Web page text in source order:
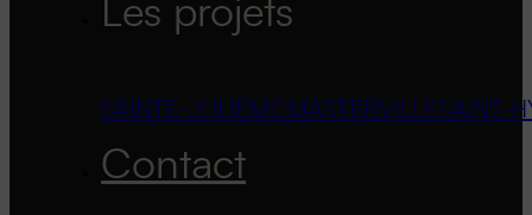
Les projets
SAINTE-JULIE MCMASTERVILLESAINT-
Contact